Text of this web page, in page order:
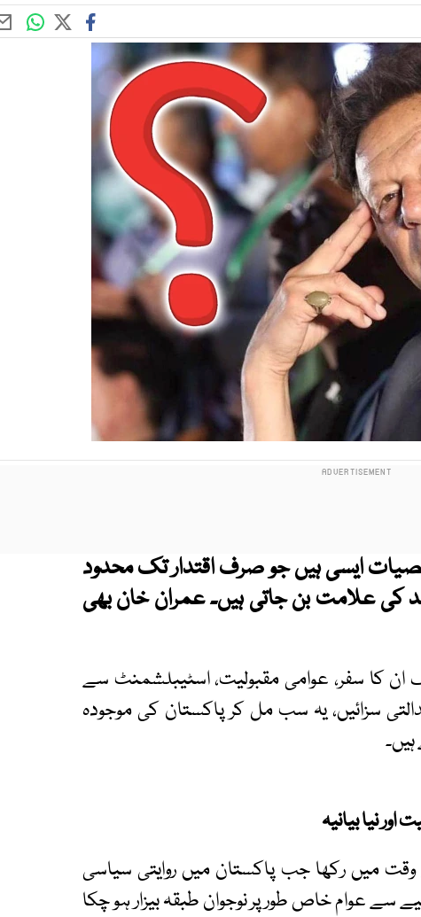
ایسی ہیں جو صرف اقتدار تک محدود
کی علامت بن جاتی ہیں۔ عمران خان بھی
کا سفر، عوامی مقبولیت، اسٹیبلشمنٹ سے
سزائیں، یہ سب مل کر پاکستان کی موجودہ
نیا بیانیہ
میں رکھا جب پاکستان میں روایتی سیاسی
سے عوام خاص طور پر نوجوان طبقہ بیزار ہو چکا